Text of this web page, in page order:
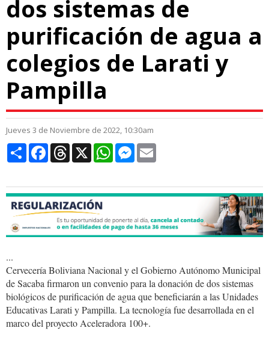
dos sistemas de
purificación de agua a
colegios de Larati y
Pampilla
Jueves 3 de Noviembre de 2022, 10:30am
CompartirFacebookThreads
X WhatsAppMessenger
...
Cervecería Boliviana Nacional y el Gobierno Autónomo Municipal
de Sacaba firmaron un convenio para la donación de dos sistemas
biológicos de purificación de agua que beneficiarán a las Unidades
Educativas Larati y Pampilla. La tecnología fue desarrollada en el
marco del proyecto Aceleradora 100+.